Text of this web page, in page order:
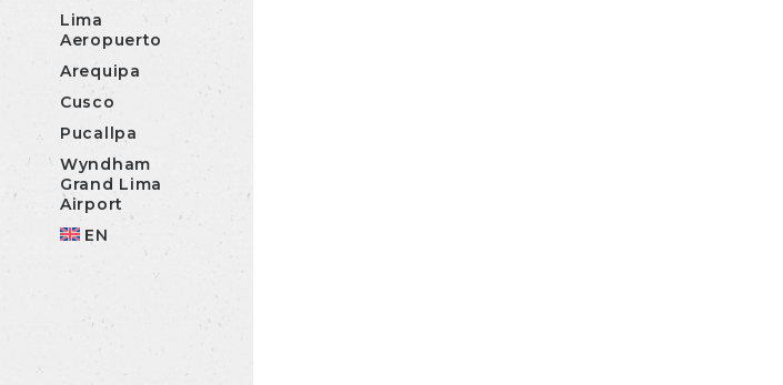
Lima
Aeropuerto
Arequipa
Cusco
Pucallpa
Wyndham
Grand Lima
Airport
EN